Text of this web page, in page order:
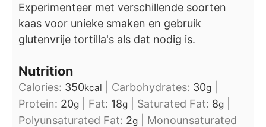
Experimenteer met verschillende soorten
kaas voor unieke smaken en gebruik
glutenvrije tortilla's als dat nodig is.
Nutrition
Calories: 350kcal Carbohydrates: 30g
Protein: 20g Fat: 18g Saturated Fat: 8g
Polyunsaturated Fat: 2g
Monounsaturated